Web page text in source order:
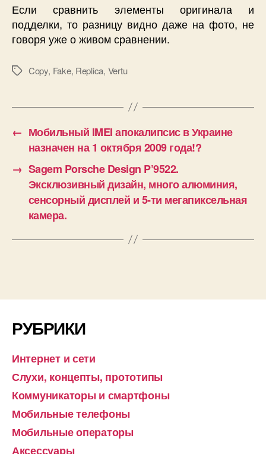
Если сравнить элементы оригинала и
подделки, то разницу видно даже на фото, не
говоря уже о живом сравнении.
МеткиCopy, Fake, Replica, Vertu
← Мобильный IMEI апокалипсис в Украине
назначен на 1 октября 2009 года!?
→ Sagem Porsche Design P’9522.
Эксклюзивный дизайн, много алюминия,
сенсорный дисплей и 5-ти мегапиксельная
камера.
РУБРИКИ
Интернет и сети
Слухи, концепты, прототипы
Коммуникаторы и смартфоны
Мобильные телефоны
Мобильные операторы
Аксессуары